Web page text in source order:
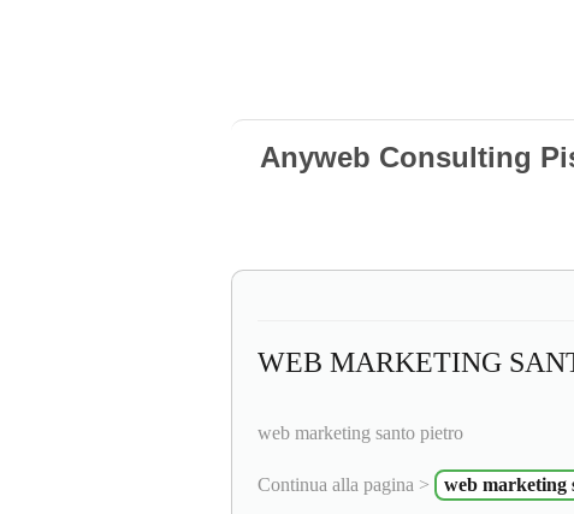
Anyweb Consulting
WEB MARKETING
web marketing santo pietro
Continua alla pagina > web marketing